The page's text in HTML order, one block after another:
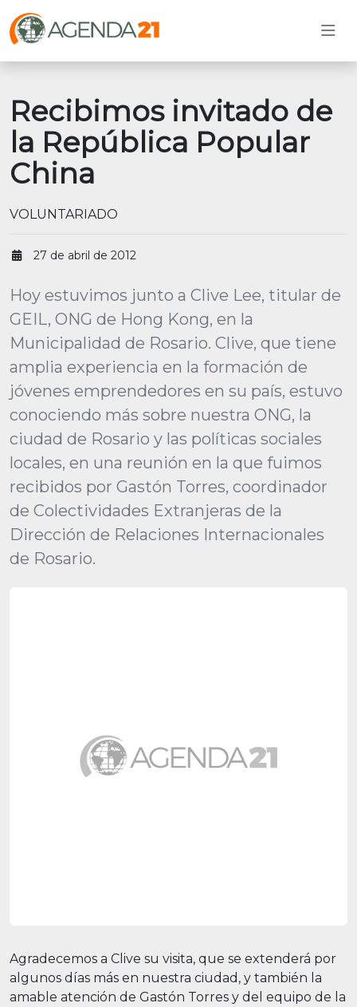
Recibimos invitado de
la República Popular
China
VOLUNTARIADO
27 de abril de 2012
Hoy estuvimos junto a Clive Lee, titular de
GEIL, ONG de Hong Kong, en la
Municipalidad de Rosario. Clive, que tiene
amplia experiencia en la formación de
jóvenes emprendedores en su país, estuvo
conociendo más sobre nuestra ONG, la
ciudad de Rosario y las políticas sociales
locales, en una reunión en la que fuimos
recibidos por Gastón Torres, coordinador
de Colectividades Extranjeras de la
Dirección de Relaciones Internacionales
de Rosario.
Agradecemos a Clive su visita, que se extenderá por
algunos días más en nuestra ciudad, y también la
amable atención de Gastón Torres y del equipo de la